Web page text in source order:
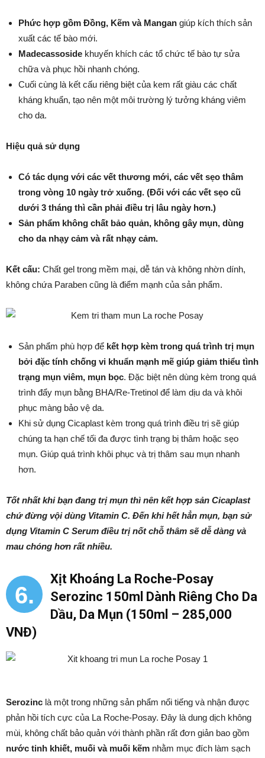
Phức hợp gồm Đồng, Kẽm và Mangan giúp kích thích sản
xuất các tế bào mới.
Madecassoside khuyến khích các tổ chức tế bào tự sửa
chữa và phục hồi nhanh chóng.
Cuối cùng là kết cấu riêng biệt của kem rất giàu các chất
kháng khuẩn, tạo nên một môi trường lý tưởng kháng viêm
cho da.
Hiệu quả sử dụng
Có tác dụng với các vết thương mới, các vết sẹo thâm
trong vòng 10 ngày trở xuống. (Đối với các vết sẹo cũ
dưới 3 tháng thì cần phải điều trị lâu ngày hơn.)
Sản phẩm không chất bảo quản, không gây mụn, dùng
cho da nhạy cảm và rất nhạy cảm.
Kết cấu: Chất gel trong mềm mại, dễ tán và không nhờn dính,
không chứa Paraben cũng là điểm mạnh của sản phẩm.
Sản phẩm phù hợp để kết hợp kèm trong quá trình trị mụn
bởi đặc tính chống vi khuẩn mạnh mẽ giúp giảm thiểu tình
trạng mụn viêm, mụn bọc. Đặc biệt nên dùng kèm trong quá
trình đẩy mụn bằng BHA/Re-Tretinol để làm dịu da và khôi
phục màng bảo vệ da.
Khi sử dụng Cicaplast kèm trong quá trình điều trị sẽ giúp
chúng ta hạn chế tối đa được tình trạng bị thâm hoặc sẹo
mụn. Giúp quá trình khôi phục và trị thâm sau mụn nhanh
hơn.
Tốt nhất khi bạn đang trị mụn thì nên kết hợp sản Cicaplast
chứ đừng vội dùng Vitamin C. Đến khi hết hẳn mụn, bạn sử
dụng Vitamin C Serum điều trị nốt chỗ thâm sẽ dễ dàng và
mau chóng hơn rất nhiều.
6.
Xịt Khoáng La Roche-Posay
Serozinc 150ml Dành Riêng Cho Da
Dầu, Da Mụn (150ml – 285,000
VNĐ)
Serozinc là một trong những sản phẩm nổi tiếng và nhận được
phản hồi tích cực của La Roche-Posay. Đây là dung dịch không
mùi, không chất bảo quản với thành phần rất đơn giản bao gồm
nước tinh khiết, muối và muối kẽm nhằm mục đích làm sạch